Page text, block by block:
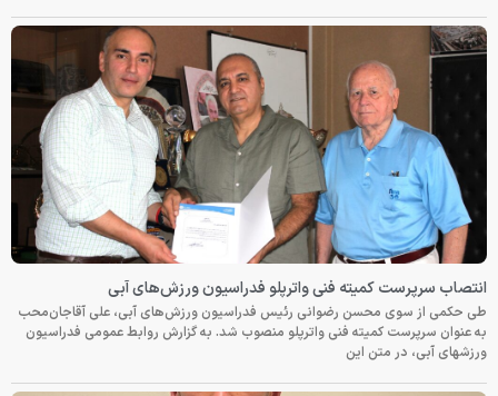
انتصاب سرپرست کمیته فنی واترپلو فدراسیون ورزش‌های آبی
طی حکمی از سوی محسن رضوانی رئیس فدراسیون ورزش‌های آبی، علی آقاجان‌محب
به عنوان سرپرست کمیته فنی واترپلو منصوب شد. به گزارش روابط عمومی فدراسیون
ورزشهای آبی، در متن این